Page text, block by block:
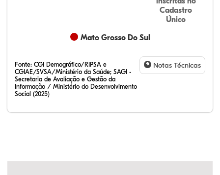
Mato Grosso Do Sul
Cadastro
Único
Fonte: CGI Demográfico/RIPSA e
CGIAE/SVSA/Ministério da Saúde; SAGI -
Secretaria de Avaliação e Gestão da
Informação / Ministério do Desenvolvimento
Social (2025)
Notas Técnicas